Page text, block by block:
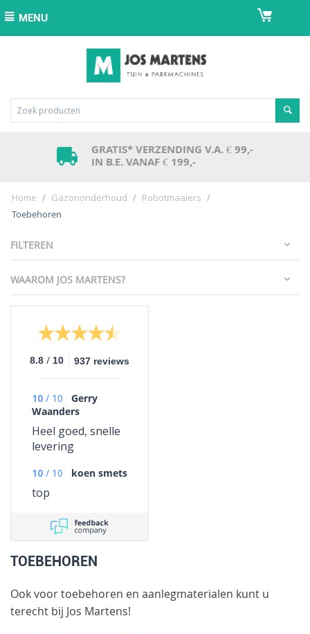
MENU
GRATIS* VERZENDING V.A. € 99,-
IN B.E. VANAF € 199,-
Home / Gazononderhoud / Robotmaaiers /
Toebehoren
FILTEREN
WAAROM JOS MARTENS?
8.8 / 10 937 reviews
10 / 10
Gerry
Waanders
Heel goed, snelle
levering
10 / 10 koen smets
top
TOEBEHOREN
Ook voor toebehoren en aanlegmaterialen kunt u
terecht bij Jos Martens!